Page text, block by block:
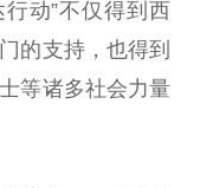
动”不仅得到西
的支持，也得到
等诸多社会力量